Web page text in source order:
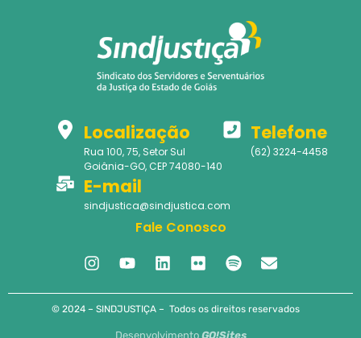
Localização
Rua 100, 75, Setor Sul
Goiânia-GO, CEP 74080-140
Telefone
(62) 3224-4458
E-mail
sindjustica@sindjustica.com
Fale Conosco
© 2024 – SINDJUSTIÇA – Todos os direitos reservados
Desenvolvimento GO!Sites